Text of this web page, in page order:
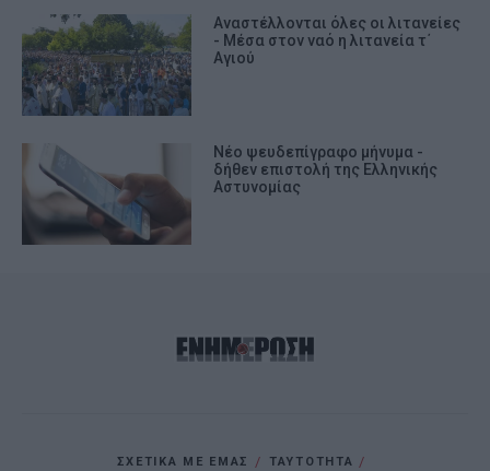
Αναστέλλονται όλες οι λιτανείες
- Μέσα στον ναό η λιτανεία τ΄
Αγιού
Νέο ψευδεπίγραφο μήνυμα -
δήθεν επιστολή της Ελληνικής
Αστυνομίας
ΣΧΕΤΙΚΑ ΜΕ ΕΜΑΣ ΤΑΥΤΟΤΗΤΑ